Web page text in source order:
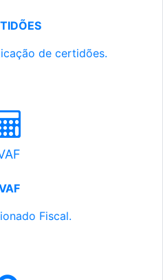
de certidões.
Fiscal.